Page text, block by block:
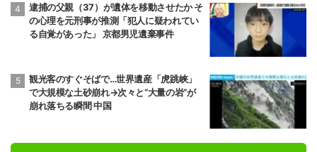
逮捕の父親（37）が遺体を移動させたか そ
の心理を元刑事が推測「犯人に疑われてい
る自覚があった」 京都男児遺棄事件
観光客のすぐそばで…世界遺産「虎跳峡」
で大規模な土砂崩れ→次々と“大量の岩”が
崩れ落ちる瞬間 中国